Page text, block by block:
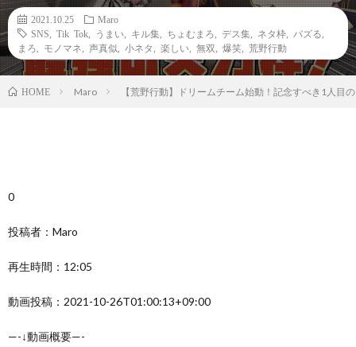
2021.10.25
Maro
SNS
Tik Tok うまい キル集 ちょむまろ デス集 ネタ枠 バズる
まろ
モノマネ 声真似 小ネタ 楽しい 無双 爆笑 荒野行動
HOME Maro 【荒野行動】ドリームチーム始動！記念すべき1人目
0
投稿者：Maro
再生時間：12:05
動画投稿：2021-10-26T01:00:13+09:00
—-↓動画概要—-